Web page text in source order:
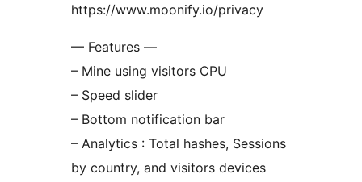
https://www.moonify.io/privacy
— Features —
– Mine using visitors CPU
– Speed slider
– Bottom notification bar
– Analytics : Total hashes, Sessions
by country, and visitors devices